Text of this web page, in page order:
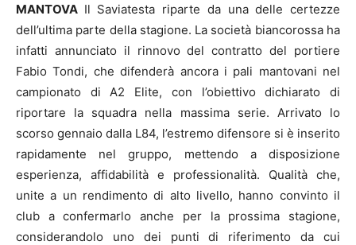
MANTOVA Il Saviatesta riparte da una delle certezze
dell’ultima parte della stagione. La società biancorossa ha
infatti annunciato il rinnovo del contratto del portiere
Fabio Tondi, che difenderà ancora i pali mantovani nel
campionato di A2 Elite, con l’obiettivo dichiarato di
riportare la squadra nella massima serie. Arrivato lo
scorso gennaio dalla L84, l’estremo difensore si è inserito
rapidamente nel gruppo, mettendo a disposizione
esperienza, affidabilità e professionalità. Qualità che,
unite a un rendimento di alto livello, hanno convinto il
club a confermarlo anche per la prossima stagione,
considerandolo uno dei punti di riferimento da cui